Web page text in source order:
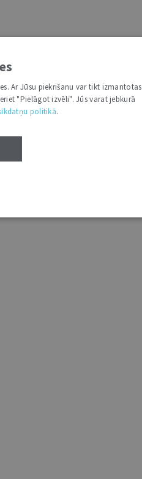
Ar Jūsu piekrišanu var tikt izmantotas
"Pielāgot izvēli". Jūs varat jebkurā
politikā.